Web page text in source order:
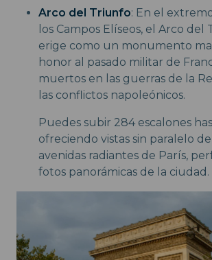
Arco del Triunfo: En el
los Campos Elíseos, el Arco del
erige como un monumento
honor al pasado militar de
muertos en las guerras de la
las conflictos napoleónicos.
Puedes subir 284 escalones
ofreciendo vistas sin paralelo de
avenidas radiantes de París,
fotos panorámicas de la ciudad.